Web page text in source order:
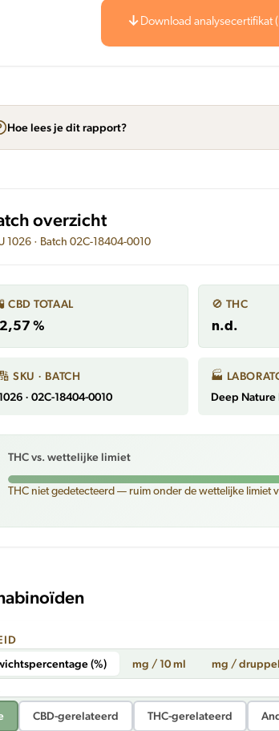
Download analysecertifikat
Hoe lees je dit rapport?
overzicht
1026 · Batch 02C-18404-0010
🧪 CBD TOTAAL
2,57 %
🚫 THC
n.d.
🔢 SKU · BATCH
1026 · 02C-18404-0010
🏭
Deep Nature
THC vs. wettelijke limiet
THC niet gedetecteerd — ruim onder de wettelijke limiet
(%)
mg / 10 ml
mg / druppel
CBD-gerelateerd THC-gerelateerd